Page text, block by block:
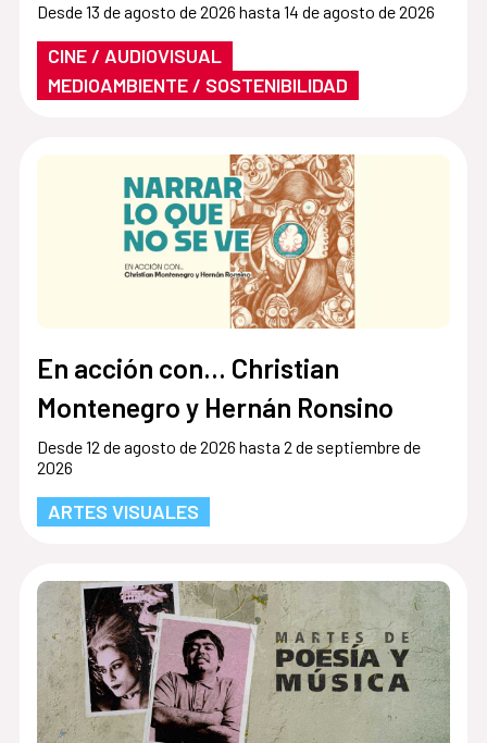
Desde 13 de agosto de 2026 hasta 14 de agosto de 2026
CINE / AUDIOVISUAL
MEDIOAMBIENTE / SOSTENIBILIDAD
En acción con... Christian
Montenegro y Hernán Ronsino
Desde 12 de agosto de 2026 hasta 2 de septiembre de
2026
ARTES VISUALES